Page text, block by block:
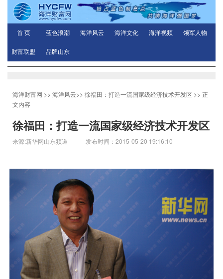
首 页 蓝色浪潮 海洋风云 海洋文化 海洋视频 领军人物
财富联盟 品牌山东
海洋财富网 >> 海洋风云>> 徐福田：打造一流国家级经济技术开发区 >> 正
文内容
徐福田：打造一流国家级经济技术开发区
来源:新华网山东频道 发布时间：2015-05-20 19:16:10